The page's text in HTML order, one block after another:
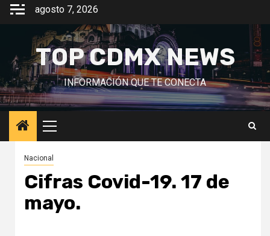
Saltar
contenido
agosto 7, 2026
TOP CDMX NEWS
INFORMACIÓN QUE TE CONECTA
Menú
principal
Nacional
Cifras Covid-19. 17 de
mayo.